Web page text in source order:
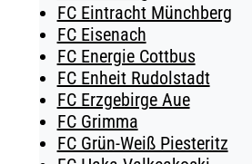
FC Eintracht Münchberg
FC Eisenach
FC Energie Cottbus
FC Enheit Rudolstadt
FC Erzgebirge Aue
FC Grimma
FC Grün-Weiß Piesteritz